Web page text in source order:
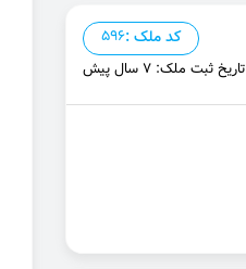
کد ملک :596
تاریخ ثبت ملک: 7 سال پیش